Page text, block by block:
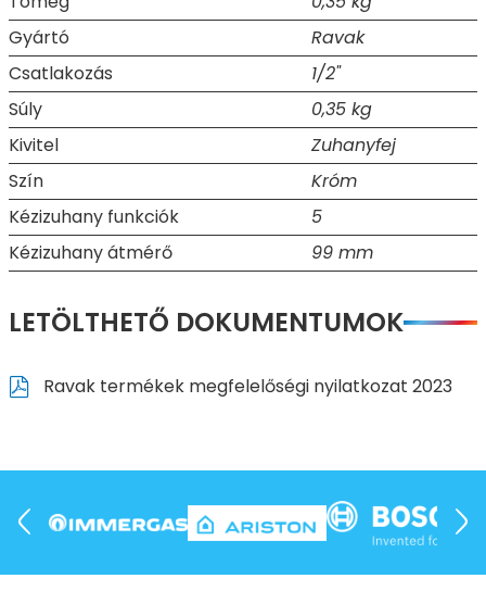
Gyártó
Ravak
Csatlakozás
1/2"
Súly
0,35 kg
Kivitel
Zuhanyfej
Szín
Króm
Kézizuhany funkciók
5
Kézizuhany átmérő
99 mm
LETÖLTHETŐ DOKUMENTUMOK
Ravak termékek megfelelőségi nyilatkozat 2023